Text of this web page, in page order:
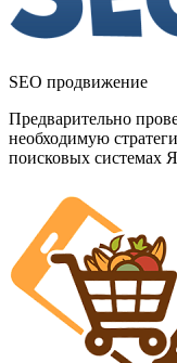
SEO продвижение
Предварительно
необходимую
поисковых системах